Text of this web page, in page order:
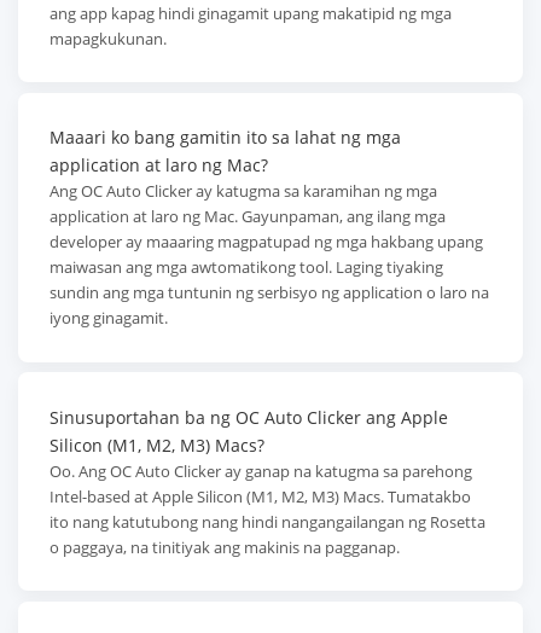
ang app kapag hindi ginagamit upang makatipid ng mga
mapagkukunan.
Maaari ko bang gamitin ito sa lahat ng mga
application at laro ng Mac?
Ang OC Auto Clicker ay katugma sa karamihan ng mga
application at laro ng Mac. Gayunpaman, ang ilang mga
developer ay maaaring magpatupad ng mga hakbang upang
maiwasan ang mga awtomatikong tool. Laging tiyaking
sundin ang mga tuntunin ng serbisyo ng application o laro na
iyong ginagamit.
Sinusuportahan ba ng OC Auto Clicker ang Apple
Silicon (M1, M2, M3) Macs?
Oo. Ang OC Auto Clicker ay ganap na katugma sa parehong
Intel-based at Apple Silicon (M1, M2, M3) Macs. Tumatakbo
ito nang katutubong nang hindi nangangailangan ng Rosetta
o paggaya, na tinitiyak ang makinis na pagganap.